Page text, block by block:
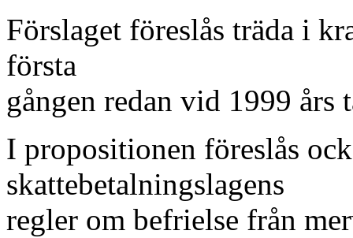
Förslaget föreslås träda i
första
gången redan vid 1999 års
I propositionen föreslås
skattebetalningslagens
regler om befrielse från